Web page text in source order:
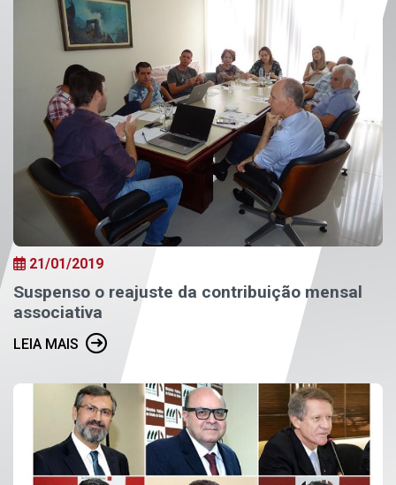
21/01/2019
Suspenso o reajuste da contribuição mensal
associativa
LEIA MAIS